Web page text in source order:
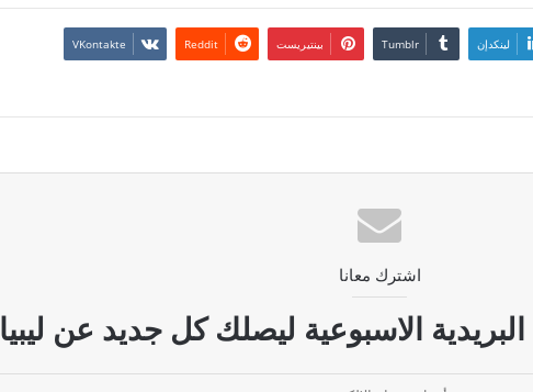
لينكدإن بينتيريست
اشترك معانا
الاسبوعية ليصلك كل جديد عن ليبيا